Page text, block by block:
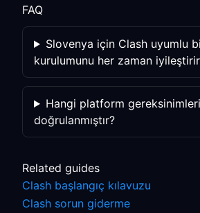
FAQ
Slovenya için Clash uyumlu
kurulumunu her zaman
Hangi platform gereksinimleri
doğrulanmıştır?
Related guides
Clash başlangıç kılavuzu
Clash sorun giderme